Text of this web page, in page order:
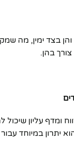
בצד ימין, מה
בהן.
יתרון במיוחד